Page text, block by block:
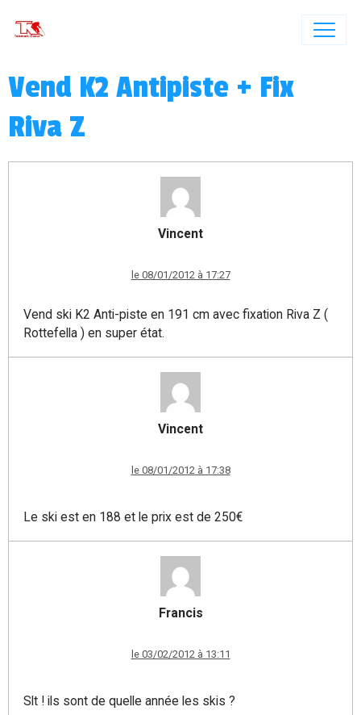
Vend K2 Antipiste + Fix
Riva Z
Vincent
le 08/01/2012 à 17:27
Vend ski K2 Anti-piste en 191 cm avec fixation Riva Z (
Rottefella ) en super état.
Vincent
le 08/01/2012 à 17:38
Le ski est en 188 et le prix est de 250€
Francis
le 03/02/2012 à 13:11
Slt ! ils sont de quelle année les skis ?